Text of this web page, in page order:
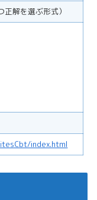
解を選ぶ形式）
index.html